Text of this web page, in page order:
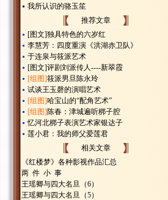
我所认识的骆玉笙
推荐文章
[图文]独具特色的六岁红
李慧芳：四度重演《洪湖赤卫队》
于连泉与筱派艺术
[图文]评剧刘派传人----新翠霞
[组图]筱派男旦陈永玲
试谈王玉磬的演唱艺术
[组图]哈宝山的“配角艺术”
[组图]陈春：津城遍听梆子腔
忆河北梆子表演艺术家银达子
莲小君：我的师父爱莲君
相关文章
《红楼梦》各种影视作品汇总
两 件 小 事
王瑶卿与四大名旦（6）
王瑶卿与四大名旦（5）